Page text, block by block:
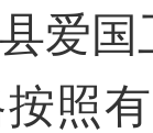
县爱国
按照